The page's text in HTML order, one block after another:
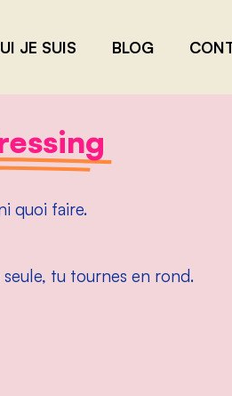
JE SUIS BLOG
quoi faire.
seule, tu tournes en rond.